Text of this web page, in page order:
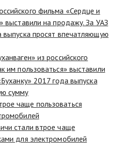
из российского
им пользоваться» выставили
2017 года выпуска
сумму
стали втрое чаще
для электромобилей